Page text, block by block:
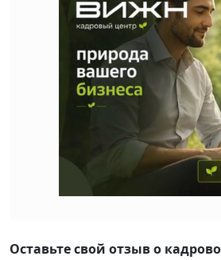
Оставьте свой отзыв о